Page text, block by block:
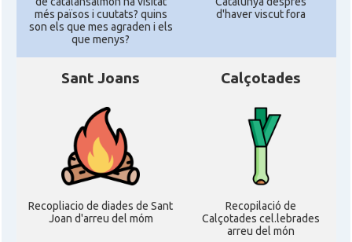
més països i cuutats? quins
son els que mes agraden i els
que menys?
d'haver viscut fora
Sant Joans
Recopliacio de diades de Sant
Joan d'arreu del móm
Calçotades
Recopilació de
Calçotades cel.lebrades
arreu del món